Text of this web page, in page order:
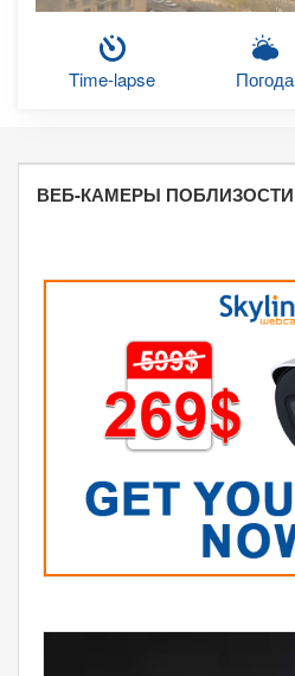
Time-lapse Погода
ВЕБ-КАМЕРЫ ПОБЛИЗОСТИ